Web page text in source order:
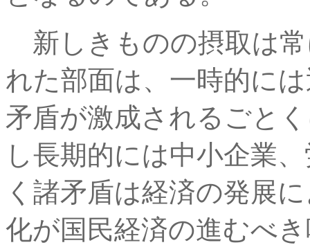
新しきものの摂取は
れた部面は、一時的に
矛盾が激成されるごと
し長期的には中小企業
く諸矛盾は経済の発展
化が国民経済の進むべ